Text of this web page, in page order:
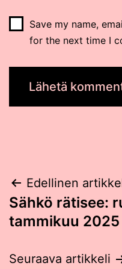
Save my name,
for the next time I
Post
navigation
Edellinen
Sähkö rätisee:
tammikuu 2025
Seuraava artikkeli